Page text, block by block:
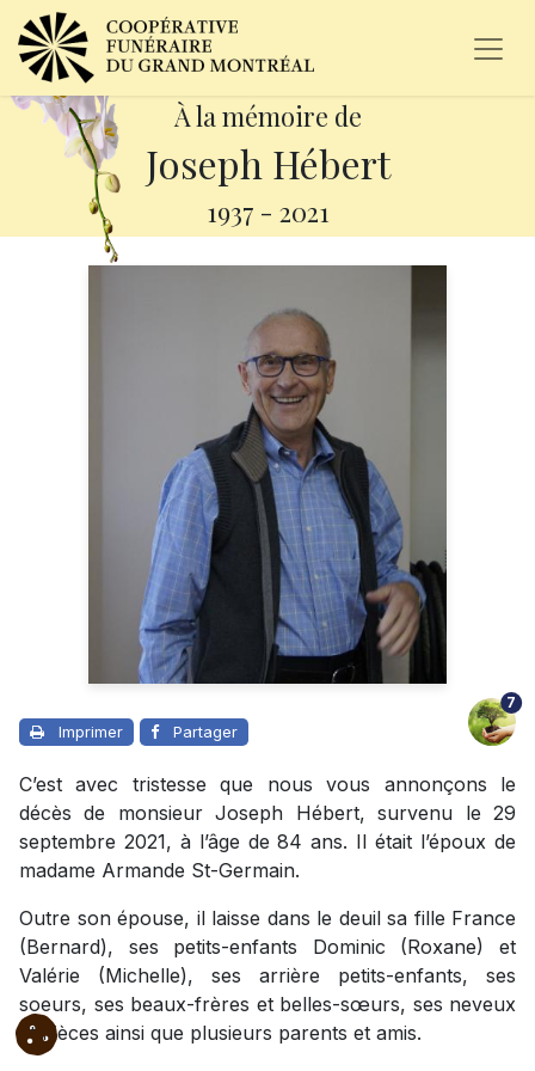
À la mémoire de
Joseph Hébert
1937 - 2021
Imprimer Partager
7
C’est avec tristesse que nous vous annonçons le
décès de monsieur Joseph Hébert, survenu le 29
septembre 2021, à l’âge de 84 ans. Il était l’époux de
madame Armande St-Germain.
Outre son épouse, il laisse dans le deuil sa fille France
(Bernard), ses petits-enfants Dominic (Roxane) et
Valérie (Michelle), ses arrière petits-enfants, ses
soeurs, ses beaux-frères et belles-sœurs, ses neveux
et nièces ainsi que plusieurs parents et amis.